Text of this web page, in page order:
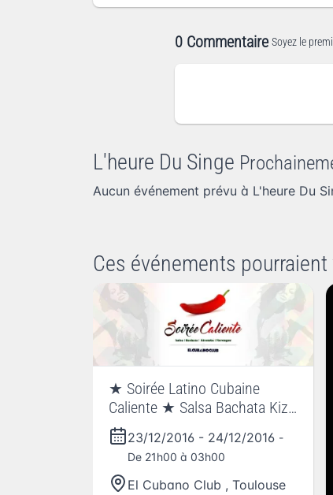
0 Commentaire Soyez le
L'heure Du Singe
Aucun événement prévu à L'heure Du
Ces événements
★ Soirée Latino Cubaine
Caliente ★ Salsa Bachata Kiz
Merengue ★
23/12/2016 - 24/12/2016 -
De 21h00 à 03h00
El Cubano Club , Toulouse